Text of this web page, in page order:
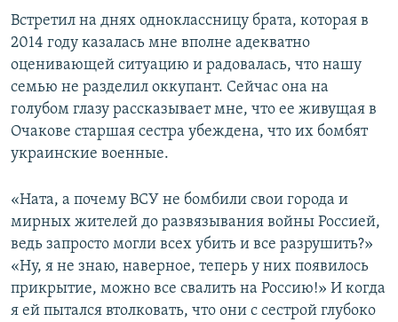
Встретил на днях одноклассницу брата, которая в
2014 году казалась мне вполне адекватно
оценивающей ситуацию и радовалась, что нашу
семью не разделил оккупант. Сейчас она на
голубом глазу рассказывает мне, что ее живущая в
Очакове старшая сестра убеждена, что их бомбят
украинские военные.
«Ната, а почему ВСУ не бомбили свои города и
мирных жителей до развязывания войны Россией,
ведь запросто могли всех убить и все разрушить?»
«Ну, я не знаю, наверное, теперь у них появилось
прикрытие, можно все свалить на Россию!» И когда
я ей пытался втолковать, что они с сестрой глубоко